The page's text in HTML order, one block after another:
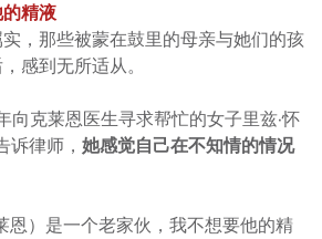
精液
，那些被蒙在鼓里的母亲与她们的孩
感到无所适从。
克莱恩医生寻求帮忙的女子里兹·怀
律师， 她感觉自己在不知情的情况
恩）是一个老家伙，我不想要他的精